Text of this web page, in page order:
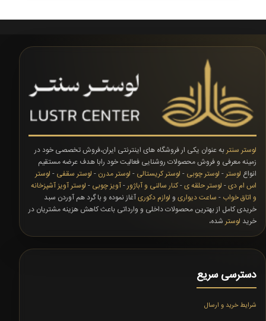
لوستر سنتر به عنوان یکی ار فروشگاه های اینترنتی ایران،فروش تخصصی خود در
زمینه معرفی و فروش محصولات روشنایی فعالیت خود رابا هدف عرضه مستقیم
انواع لوستر - لوستر چوبی - لوستر کریستالی - لوستر مدرن - لوستر سقفی - لوستر
اس ام دی- لوستر حلقه ی-کنار سالنی و آباژور-آویز چوبی - لوستر آویز آشپزخانه
و اتاق خواب - ساعت دیواری و لوازم دکوریآغاز نموده و با گرد هم آوردن سبد
خریدی کامل از بهترین محصولات داخلی و وارداتی باعث کاهش هزینه مشتریان در
خرید لوستر شده،
دسترسی سریع
شرایط خرید و ارسال